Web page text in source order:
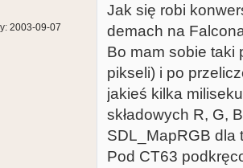
2003-09-07
Jak się robi
demach na
Bo mam sobie taki
pikseli) i po
jakieś kilka
składowych R, G,
SDL_MapRGB dla
Pod CT63